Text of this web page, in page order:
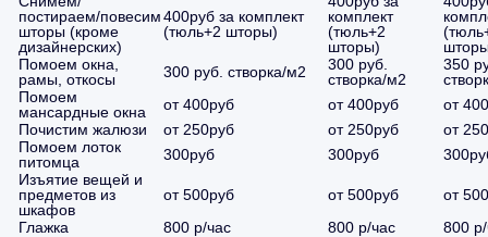
постираем/повесим
шторы (кроме
дизайнерских)
400руб за комплект
(тюль+2 шторы)
комплект
(тюль+2
шторы)
Помоем окна,
рамы, откосы
300 руб. створка/м2
300 руб.
створка/м2
350
Помоем
мансардные окна
от 400руб от 400руб
от
Почистим жалюзи
от 250руб от 250руб
от
Помоем лоток
питомца
300руб 300руб
Изъятие вещей и
предметов из
шкафов
от 500руб от 500руб
от
Глажка
800 р/час 800 р/час
800